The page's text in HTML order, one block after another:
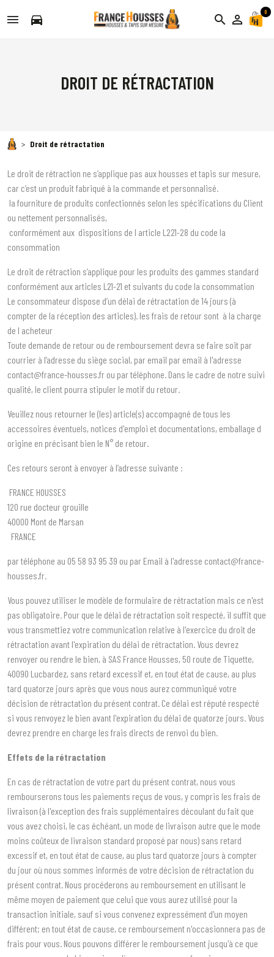
directions_car search person_outline
0
DROIT DE RÉTRACTATION
Droit de rétractation
Le droit de rétraction ne s’applique pas aux housses et tapis sur mesure,
car c’est un produit fabriqué à la commande et personnalisé.
la fourniture de produits confectionnés selon les spécifications du Client
ou nettement personnalisés,
conformément aux dispositions de l article L221-28 du code la
consommation
Le droit de rétraction s’applique pour les produits des gammes standard
conformément aux articles L21-21 et suivants du code la consommation
Le consommateur dispose d’un délai de rétractation de 14 jours (à
compter de la réception des articles). les frais de retour sont à la charge
de l acheteur
Toute demande de retour ou de remboursement devra se faire soit par
courrier à l’adresse du siège social, par email par email à l'adresse
contact@france-housses.fr ou par téléphone. Dans le cadre de notre suivi
qualité, le client pourra stipuler le motif du retour.
Veuillez nous retourner le (les) article(s) accompagné de tous les
accessoires éventuels, notices d'emploi et documentations, emballage d
origine en précisant bien le N° de retour.
Ces retours seront à envoyer à l’adresse suivante :
FRANCE HOUSSES
120 rue docteur grouille
40000 Mont de Marsan
FRANCE
par téléphone au 05 58 93 95 39 ou par Email à l'adresse contact@france-
housses.fr
Vous pouvez utiliser le modèle de formulaire de rétractation mais ce n'est
pas obligatoire. Pour que le délai de rétractation soit respecté, il suffit que
vous transmettiez votre communication relative à l'exercice du droit de
rétractation avant l'expiration du délai de rétractation. Vous devrez
renvoyer ou rendre le bien, à SAS France Housses, 50 route de Tiquette,
40090 Lucbardez, sans retard excessif et, en tout état de cause, au plus
tard quatorze jours après que vous nous aurez communiqué votre
décision de rétractation du présent contrat. Ce délai est réputé respecté
si vous renvoyez le bien avant l'expiration du délai de quatorze jours. Vous
devrez prendre en charge les frais directs de renvoi du bien.
Effets de la rétractation
En cas de rétractation de votre part du présent contrat, nous vous
rembourserons tous les paiements reçus de vous, y compris les frais de
livraison (à l'exception des frais supplémentaires découlant du fait que
vous avez choisi, le cas échéant, un mode de livraison autre que le mode
moins coûteux de livraison standard proposé par nous) sans retard
excessif et, en tout état de cause, au plus tard quatorze jours à compter
du jour où nous sommes informés de votre décision de rétractation du
présent contrat. Nous procéderons au remboursement en utilisant le
même moyen de paiement que celui que vous aurez utilisé pour la
transaction initiale, sauf si vous convenez expressément d'un moyen
différent; en tout état de cause, ce remboursement n'occasionnera pas de
frais pour vous. Nous pouvons différer le remboursement jusqu'à ce que